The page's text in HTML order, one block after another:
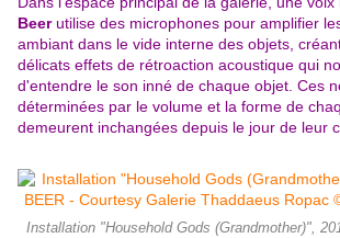
Beerutilise des microphones pour amplifier
ambiant dans le vide interne des objets,
délicats effets de rétroaction acoustique qui
d'entendre le son inné de chaque objet. Ces
déterminées par le volume et la forme de
demeurent inchangées depuis le jour de leur
Installation "Household Gods (Grandmother)",